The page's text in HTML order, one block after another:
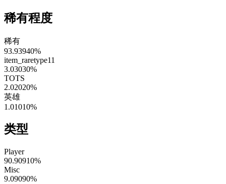
稀有程度
稀有
93.93940%
item_raretype11
3.03030%
TOTS
2.02020%
英雄
1.01010%
类型
Player
90.90910%
Misc
9.09090%